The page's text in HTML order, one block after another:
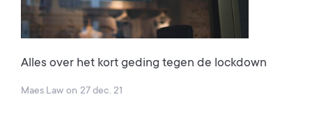
Alles over het kort geding tegen de lockdown
Maes Law on 27 dec. 21